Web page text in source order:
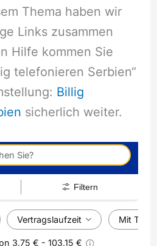
Thema haben wir
Links zusammen
Hilfe kommen Sie
telefonieren Serbien“
Billig
sicherlich weiter.